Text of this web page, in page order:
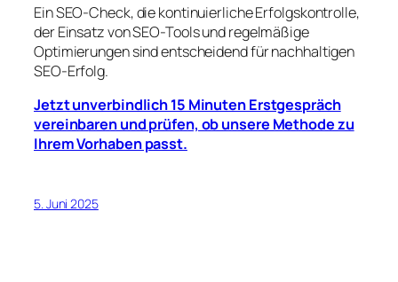
Ein SEO-Check, die kontinuierliche Erfolgskontrolle,
der Einsatz von SEO-Tools und regelmäßige
Optimierungen sind entscheidend für nachhaltigen
SEO-Erfolg.
Jetzt unverbindlich 15 Minuten Erstgespräch
vereinbaren und prüfen, ob unsere Methode zu
Ihrem Vorhaben passt.
5. Juni 2025